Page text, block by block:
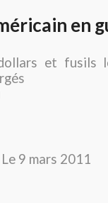
en
et fusils
Le 9 mars 2011